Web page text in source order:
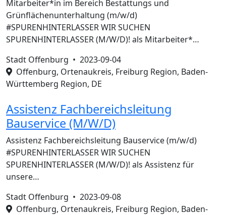
Mitarbeiter*in im Bereich Bestattungs und
Grünflächenunterhaltung (m/w/d)
#SPURENHINTERLASSER WIR SUCHEN
SPURENHINTERLASSER (M/W/D)! als Mitarbeiter*…
Stadt Offenburg • 2023-09-04
Offenburg, Ortenaukreis, Freiburg Region, Baden-
Württemberg Region, DE
Assistenz Fachbereichsleitung
Bauservice (M/W/D)
Assistenz Fachbereichsleitung Bauservice (m/w/d)
#SPURENHINTERLASSER WIR SUCHEN
SPURENHINTERLASSER (M/W/D)! als Assistenz für
unsere…
Stadt Offenburg • 2023-09-08
Offenburg, Ortenaukreis, Freiburg Region, Baden-